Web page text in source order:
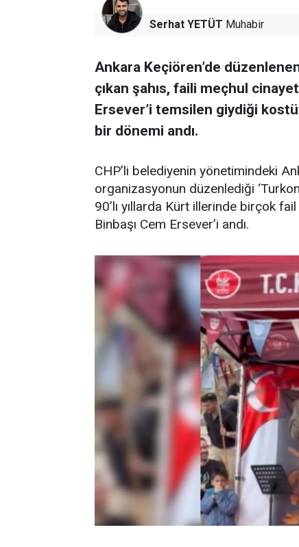
Serhat YETÜT Muhabir
Ankara Keçiören’de
çıkan şahıs, faili meçhul
Ersever’i temsilen giydiği
bir dönemi andı.
CHP’li belediyenin yönetimindeki
organizasyonun düzenlediği
90’lı yıllarda Kürt illerinde birçok
Binbaşı Cem Ersever’i andı.